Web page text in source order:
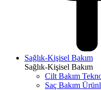
Sağlık-Kişisel Bakım
Sağlık-Kişisel Bakım
Cilt Bakım
Saç Bakım